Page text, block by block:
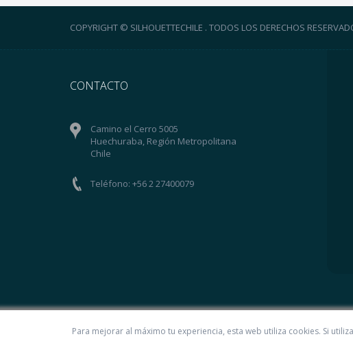
COPYRIGHT © SILHOUETTECHILE . TODOS LOS DERECHOS
CONTACTO
Camino el Cerro 5005
Huechuraba, Región Metropolitana
Chile
Teléfono: +56 2 27400079
Para mejorar al máximo tu experiencia, esta web utiliza cookies. Si